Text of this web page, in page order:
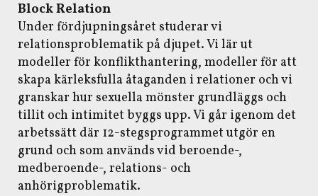
Block Relation
Under fördjupningsåret studerar vi
relationsproblematik på djupet. Vi lär ut
modeller för konflikthantering, modeller för att
skapa kärleksfulla åtaganden i relationer och vi
granskar hur sexuella mönster grundläggs och
tillit och intimitet byggs upp. Vi går igenom det
arbetssätt där 12-stegsprogrammet utgör en
grund och som används vid beroende-,
medberoende-, relations- och
anhörigproblematik.